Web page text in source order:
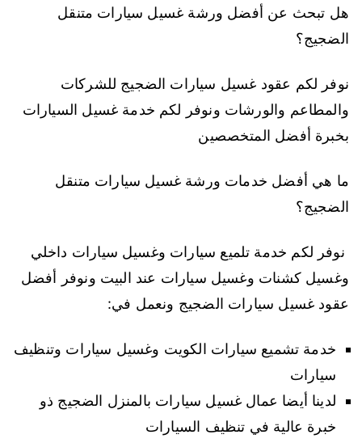
هل تبحث عن أفضل ورشة غسيل سيارات متنقل
الضجيج؟
نوفر لكم عقود غسيل سيارات الضجيج للشركات
والمطاعم والورشات ونوفر لكم خدمة غسيل السيارات
بخبرة أفضل المتخصصين
ما هي أفضل خدمات ورشة غسيل سيارات متنقل
الضجيج؟
نوفر لكم خدمة تلميع سيارات وغسيل سيارات داخلي
وغسيل كشنات وغسيل سيارات عند البيت ونوفر أفضل
عقود غسيل سيارات الضجيج ونعمل في:
خدمة تشميع سيارات الكويت وغسيل سيارات وتنظيف
سيارات
لدينا أيضا عمال غسيل سيارات بالمنزل الضجيج ذو
خبرة عالية في تنظيف السيارات